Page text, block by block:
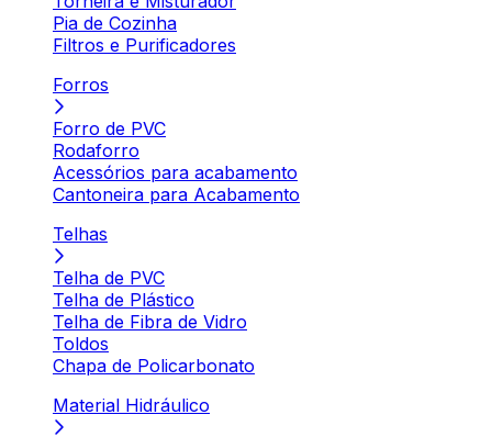
Pia de Cozinha
Filtros e Purificadores
Forros
Forro de PVC
Rodaforro
Acessórios para acabamento
Cantoneira para Acabamento
Telhas
Telha de PVC
Telha de Plástico
Telha de Fibra de Vidro
Toldos
Chapa de Policarbonato
Material Hidráulico